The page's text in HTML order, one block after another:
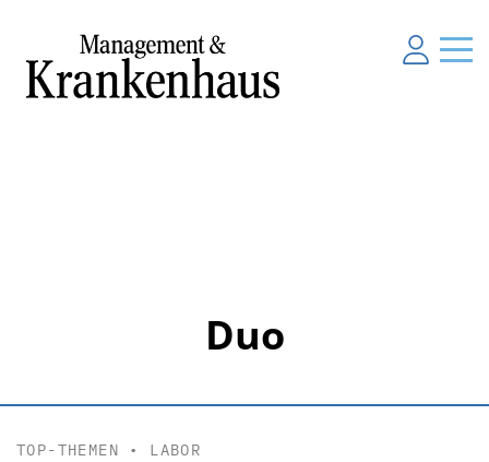
Duo
TOP-THEMEN • LABOR